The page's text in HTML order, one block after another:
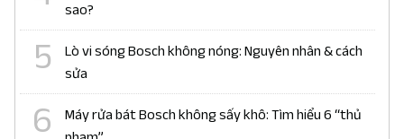
sao?
Lò vi sóng Bosch không nóng: Nguyên nhân & cách
sửa
Máy rửa bát Bosch không sấy khô: Tìm hiểu 6 “thủ